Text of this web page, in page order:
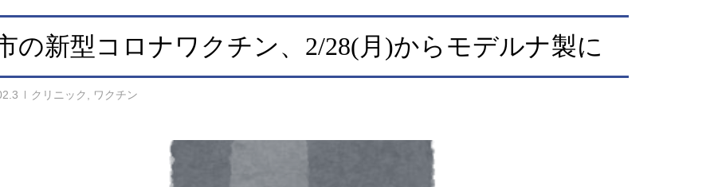
の新型コロナワクチン、2/28(月)からモデルナ製に
クリニック ワクチン